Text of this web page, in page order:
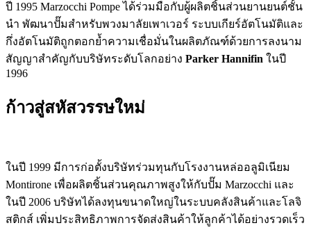
ปี 1995 Marzocchi Pompe ได้ร่วมมือกับผู้ผลิตชิ้นส่วนยานยนต์ชั้น
นำ พัฒนาปั๊มสำหรับพวงมาลัยเพาเวอร์ ระบบเกียร์อัตโนมัติและ
กึ่งอัตโนมัติถูกตอกย้ำความเชื่อมั่นในผลิตภัณฑ์ด้วยการลงนาม
สัญญาสำคัญกับบริษัทระดับโลกอย่าง Parker Hannifin ในปี
1996
ก้าวสู่สหัสวรรษใหม่
ในปี 1999 มีการก่อตั้งบริษัทร่วมทุนกับโรงงานหล่ออลูมิเนียม
Montirone เพื่อผลิตชิ้นส่วนคุณภาพสูงให้กับปั๊ม Marzocchi และ
ในปี 2006 บริษัทได้ลงทุนขนาดใหญ่ในระบบคลังสินค้าและโลจิ
สติกส์ เพิ่มประสิทธิภาพการจัดส่งสินค้าให้ลูกค้าได้อย่างรวดเร็ว